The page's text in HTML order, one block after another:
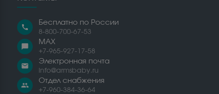
call
Бесплатно по России
8-800-700-67-53
chat_bubble
MAX
+7-965-927-17-58
email
Электронная почта
info@armsbaby.ru
people
Отдел снабжения
+7-960-384-36-64